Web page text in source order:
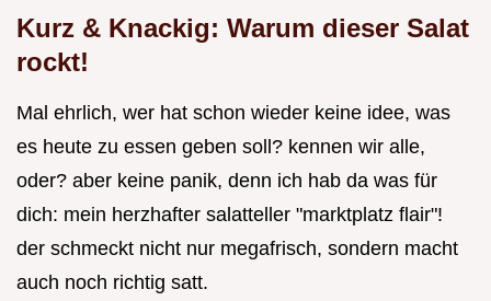
Kurz & Knackig: Warum dieser Salat
rockt!
Mal ehrlich, wer hat schon wieder keine idee, was
es heute zu essen geben soll? kennen wir alle,
oder? aber keine panik, denn ich hab da was für
dich: mein herzhafter salatteller "marktplatz flair"!
der schmeckt nicht nur megafrisch, sondern macht
auch noch richtig satt.